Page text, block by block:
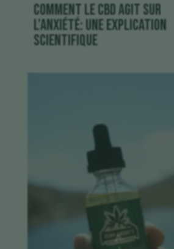
Comment le CBD agit sur
l’anxiété: une explication
scientifique